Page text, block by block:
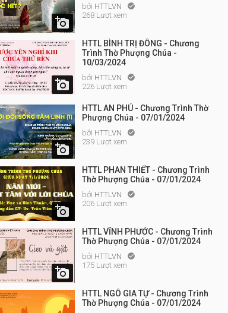

bởi HTTLVN 
268 Lượt xem

HTTL BÌNH TRỊ ĐÔNG - Chương
Trình Thờ Phượng Chúa -
10/03/2024
bởi HTTLVN 
226 Lượt xem

HTTL AN PHÚ - Chương Trình Thờ
Phượng Chúa - 07/01/2024
bởi HTTLVN 
239 Lượt xem

HTTL PHAN THIẾT - Chương Trình
Thờ Phượng Chúa - 07/01/2024
bởi HTTLVN 
206 Lượt xem

HTTL VĨNH PHƯỚC - Chương Trình
Thờ Phượng Chúa - 07/01/2024
bởi HTTLVN 
175 Lượt xem
HTTL NGÔ GIA TỰ - Chương Trình
Thờ Phượng Chúa - 07/01/2024